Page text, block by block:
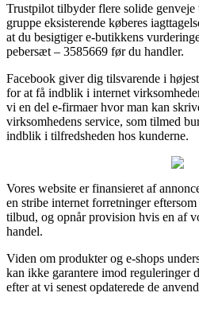
Trustpilot tilbyder flere solide genveje
gruppe eksisterende køberes
at du besigtiger e-butikkens
pebersæt – 3585669 før du handler.
Facebook giver dig tilsvarende i
for at få indblik i internet
vi en del e-firmaer hvor man kan
virksomhedens service, som tilmed
indblik i tilfredsheden hos kunderne.
Vores website er finansieret af
en stribe internet forretninger
tilbud, og opnår provision hvis en af
handel.
Viden om produkter og e-shops
kan ikke garantere imod reguleringer
efter at vi senest opdaterede de